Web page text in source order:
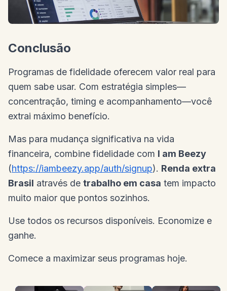
Conclusão
Programas de fidelidade oferecem valor real para
quem sabe usar. Com estratégia simples—
concentração, timing e acompanhamento—você
extrai máximo benefício.
Mas para mudança significativa na vida
financeira, combine fidelidade com I am Beezy
(https://iambeezy.app/auth/signup). Renda extra
Brasil através de trabalho em casa tem impacto
muito maior que pontos sozinhos.
Use todos os recursos disponíveis. Economize e
ganhe.
Comece a maximizar seus programas hoje.